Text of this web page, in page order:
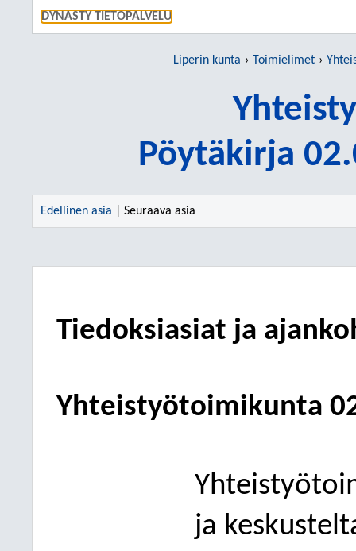
DYNASTY TIETOPALVELU
Liperin kunta Toimielimet
Pöytäkirja
Edellinen asia | Seuraava asia
Tiedoksiasiat ja
Yhteistyötoimikunta
ja